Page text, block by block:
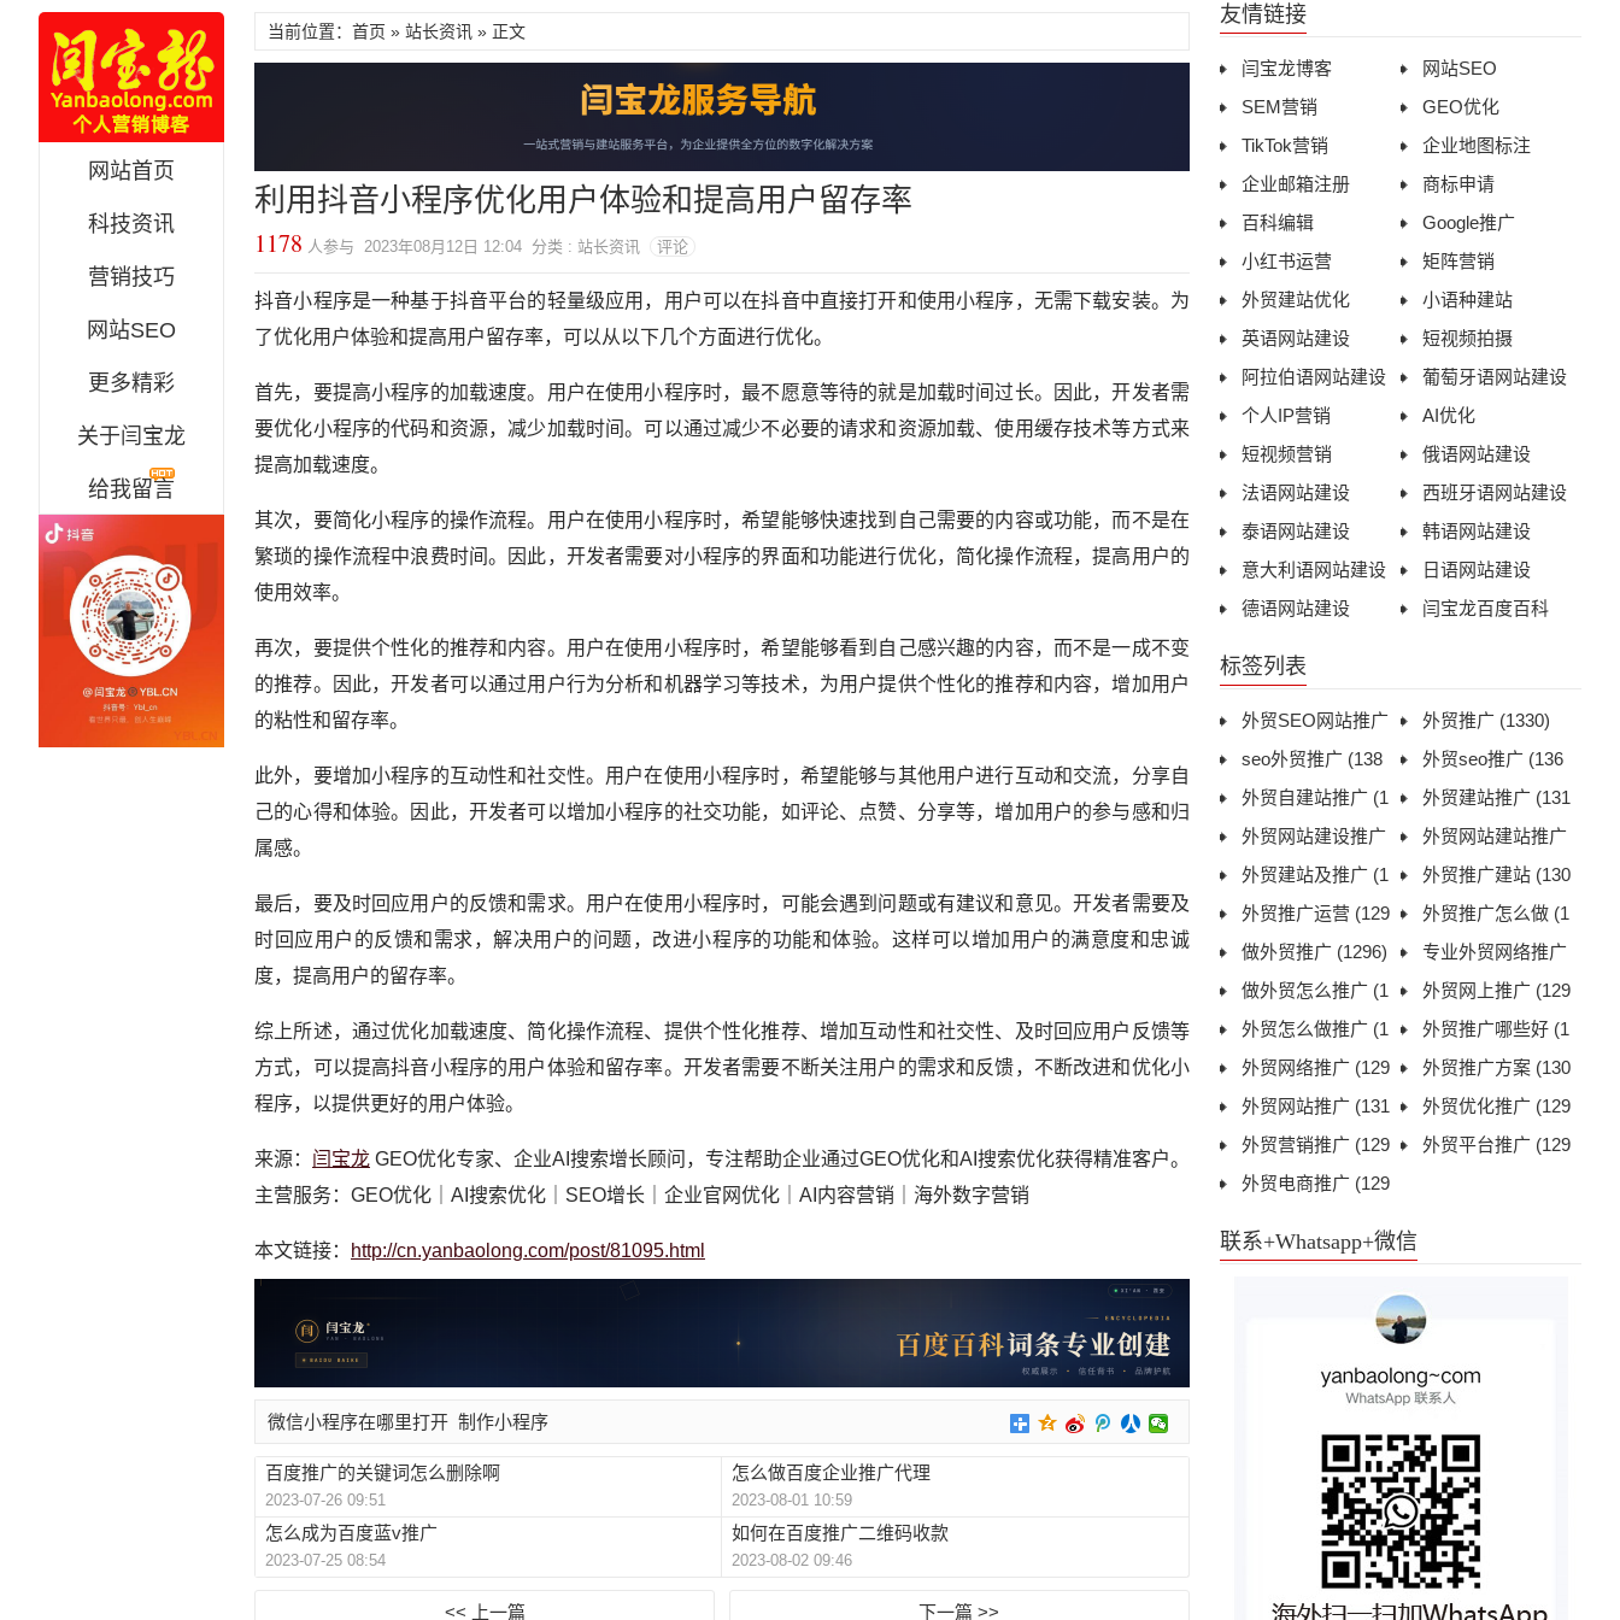
网站首页
科技资讯
营销技巧
网站SEO
更多精彩
关于闫宝龙
给我留言
当前位置：首页 » 站长资讯 » 正文
利用抖音小程序优化用户体验和提高用户留存率
1178 人参与 2023年08月12日 12:04 分类 : 站长资讯 评论
抖音小程序是一种基于抖音平台的轻量级应用，用户可以在抖音中直接打开和使用小程序，无需下载安装。为
了优化用户体验和提高用户留存率，可以从以下几个方面进行优化。
首先，要提高小程序的加载速度。用户在使用小程序时，最不愿意等待的就是加载时间过长。因此，开发者需
要优化小程序的代码和资源，减少加载时间。可以通过减少不必要的请求和资源加载、使用缓存技术等方式来
提高加载速度。
其次，要简化小程序的操作流程。用户在使用小程序时，希望能够快速找到自己需要的内容或功能，而不是在
繁琐的操作流程中浪费时间。因此，开发者需要对小程序的界面和功能进行优化，简化操作流程，提高用户的
使用效率。
再次，要提供个性化的推荐和内容。用户在使用小程序时，希望能够看到自己感兴趣的内容，而不是一成不变
的推荐。因此，开发者可以通过用户行为分析和机器学习等技术，为用户提供个性化的推荐和内容，增加用户
的粘性和留存率。
此外，要增加小程序的互动性和社交性。用户在使用小程序时，希望能够与其他用户进行互动和交流，分享自
己的心得和体验。因此，开发者可以增加小程序的社交功能，如评论、点赞、分享等，增加用户的参与感和归
属感。
最后，要及时回应用户的反馈和需求。用户在使用小程序时，可能会遇到问题或有建议和意见。开发者需要及
时回应用户的反馈和需求，解决用户的问题，改进小程序的功能和体验。这样可以增加用户的满意度和忠诚
度，提高用户的留存率。
综上所述，通过优化加载速度、简化操作流程、提供个性化推荐、增加互动性和社交性、及时回应用户反馈等
方式，可以提高抖音小程序的用户体验和留存率。开发者需要不断关注用户的需求和反馈，不断改进和优化小
程序，以提供更好的用户体验。
来源： 闫宝龙 GEO优化专家、企业AI搜索增长顾问，专注帮助企业通过GEO优化和AI搜索优化获得精准客户。
主营服务：GEO优化｜AI搜索优化｜SEO增长｜企业官网优化｜AI内容营销｜海外数字营销
本文链接： http://cn.yanbaolong.com/post/81095.html
微信小程序在哪里打开 制作小程序
百度推广的关键词怎么删除啊
2023-07-26 09:51
怎么做百度企业推广代理
2023-08-01 10:59
怎么成为百度蓝v推广
2023-07-25 08:54
如何在百度推广二维码收款
2023-08-02 09:46
<< 上一篇 下一篇 >>
友情链接
闫宝龙博客
网站SEO
SEM营销
GEO优化
TikTok营销
企业地图标注
企业邮箱注册
商标申请
百科编辑
Google推广
小红书运营
矩阵营销
外贸建站优化
小语种建站
英语网站建设
短视频拍摄
阿拉伯语网站建设
葡萄牙语网站建设
个人IP营销
AI优化
短视频营销
俄语网站建设
法语网站建设
西班牙语网站建设
泰语网站建设
韩语网站建设
意大利语网站建设
日语网站建设
德语网站建设
闫宝龙百度百科
标签列表
外贸SEO网站推广
(1312)
外贸推广 (1330)
seo外贸推广 (138
1)
外贸seo推广 (136
9)
外贸自建站推广 (1
306)
外贸建站推广 (131
1)
外贸网站建设推广
(1306)
外贸网站建站推广
(1322)
外贸建站及推广 (1
311)
外贸推广建站 (130
6)
外贸推广运营 (129
9)
外贸推广怎么做 (1
296)
做外贸推广 (1296)
专业外贸网络推广
(1297)
做外贸怎么推广 (1
298)
外贸网上推广 (129
7)
外贸怎么做推广 (1
305)
外贸推广哪些好 (1
299)
外贸网络推广 (129
8)
外贸推广方案 (130
1)
外贸网站推广 (131
3)
外贸优化推广 (129
7)
外贸营销推广 (129
6)
外贸平台推广 (129
外贸电商推广 (129
联系+Whatsapp+微信